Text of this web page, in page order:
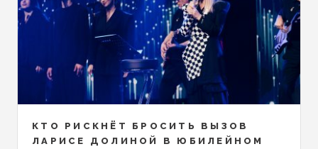
КТО РИСКНЁТ БРОСИТЬ ВЫЗОВ
ЛАРИСЕ ДОЛИНОЙ В ЮБИЛЕЙНОМ